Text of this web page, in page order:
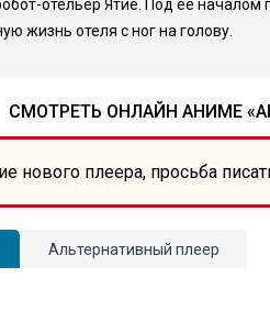
отельер Ятиё. Под её
жизнь отеля с ног на голову.
СМОТРЕТЬ ОНЛАЙН АНИМЕ
нового плеера, просьба
Альтернативный плеер